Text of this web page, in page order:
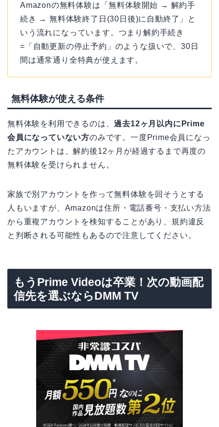
Amazonの無料体験は「無料体験開始 → 解約手
続き → 無料体験終了日(30日後)に自動終了」と
いう流れになっています。つまり解約手続き
=「自動更新の停止予約」のような扱いで、30日
間は通常通り全特典が使えます。
無料体験が使える条件
無料体験を利用できるのは、過去12ヶ月以内にPrime
会員になっていない方のみです。一度Prime会員になっ
たアカウントは、解約後12ヶ月が経過するまで再度の
無料体験を受けられません。
家族で別アカウントを作って無料体験を回そうとする
人もいますが、Amazonは住所・電話番号・支払い方法
から重複アカウントを検知することがあり、規約違反
と判断される可能性もあるので注意してください。
もうPrime Videoは卒業！次の動画配
信先を選ぶならDMM TV